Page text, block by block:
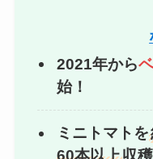
2021年から
始！
ミニトマトを